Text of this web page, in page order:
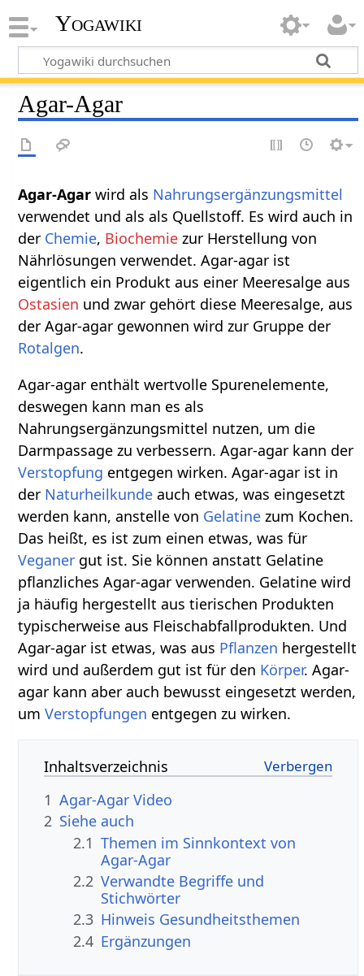
Yogawiki
Agar-Agar
Agar-Agarwird als Nahrungsergänzungsmittel
verwendet und als als Quellstoff. Es wird auch in
der Chemie, Biochemie zur Herstellung von
Nährlösungen verwendet. Agar-agar ist
eigentlich ein Produkt aus einer Meeresalge aus
Ostasien und zwar gehört diese Meeresalge, aus
der Agar-agar gewonnen wird zur Gruppe der
Rotalgen.
Agar-agar enthält wertvolle Spurenelemente,
deswegen kann man es als
Nahrungsergänzungsmittel nutzen, um die
Darmpassage zu verbessern. Agar-agar kann der
Verstopfung entgegen wirken. Agar-agar ist in
der Naturheilkunde auch etwas, was eingesetzt
werden kann, anstelle von Gelatine zum Kochen.
Das heißt, es ist zum einen etwas, was für
Veganer gut ist. Sie können anstatt Gelatine
pflanzliches Agar-agar verwenden. Gelatine wird
ja häufig hergestellt aus tierischen Produkten
typischerweise aus Fleischabfallprodukten. Und
Agar-agar ist etwas, was aus Pflanzen hergestellt
wird und außerdem gut ist für den Körper. Agar-
agar kann aber auch bewusst eingesetzt werden,
umVerstopfungen entgegen zu wirken.
Inhaltsverzeichnis
1 Agar-Agar Video
2 Siehe auch
2.1 Themen im Sinnkontext von
Agar-Agar
2.2 Verwandte Begriffe und
Stichwörter
2.3 Hinweis Gesundheitsthemen
2.4 Ergänzungen